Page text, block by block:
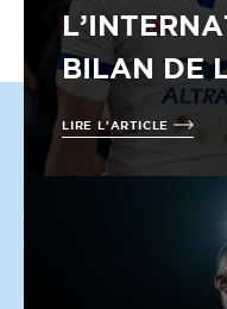
BILAN DE
LIRE L'ARTICLE